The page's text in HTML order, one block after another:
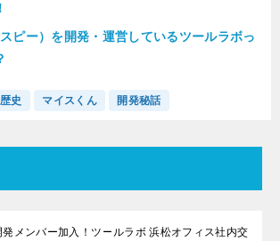
ピー）を開発・運営しているツールラボっ
史 マイスくん 開発秘話
発メンバー加入！ツールラボ 浜松オフィス社内交